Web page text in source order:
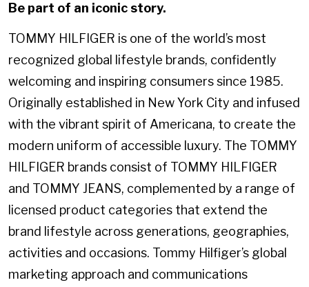
Be part of an iconic story.
TOMMY HILFIGER is one of the world’s most
recognized global lifestyle brands, confidently
welcoming and inspiring consumers since 1985.
Originally established in New York City and infused
with the vibrant spirit of Americana, to create the
modern uniform of accessible luxury. The TOMMY
HILFIGER brands consist of TOMMY HILFIGER
and TOMMY JEANS, complemented by a range of
licensed product categories that extend the
brand lifestyle across generations, geographies,
activities and occasions. Tommy Hilfiger’s global
marketing approach and communications